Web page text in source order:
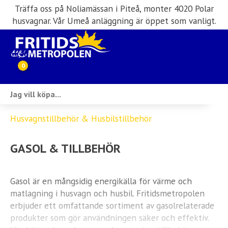
Träffa oss på Noliamässan i Piteå, monter 4020 Polar
husvagnar. Vår Umeå anläggning är öppet som vanligt.
0
Husbilsuthyrning
Verkstad
Husvagnstillbehör & Husbilstillbehör
GASOL & TILLBEHÖR
Gasol är en mångsidig energikälla för värme och
matlagning i husvagn och husbil. Fritidsmetropolen
erbjuder ett omfattande sortiment av gasolrelaterade
produkter som gör användningen säker och effektiv.